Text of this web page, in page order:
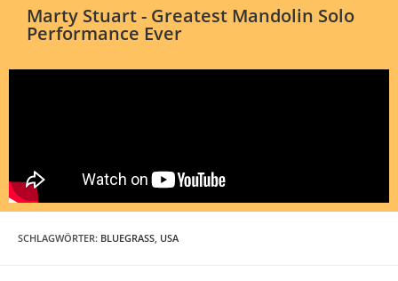
Marty Stuart - Greatest Mandolin Solo
Performance Ever
SCHLAGWÖRTER: BLUEGRASS, USA